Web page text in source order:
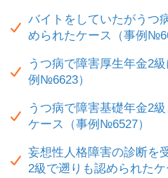
バイトをしていたがうつ
められたケース（事例
うつ病で障害厚生年金2
例№6623）
うつ病で障害基礎年金2
ケース（事例№6527）
妄想性人格障害の診断を
2級で遡りも認められた